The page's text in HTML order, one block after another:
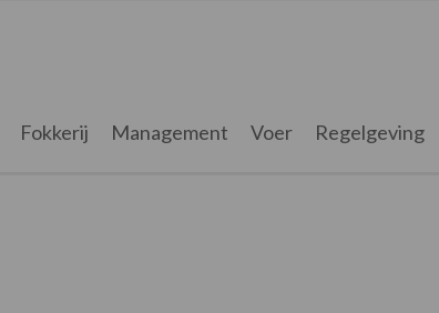
Fokkerij Management Voer Regelgeving